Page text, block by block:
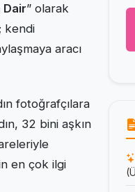
Dair” olarak
kendi
aracı
fotoğrafçılara
32 bini aşkın
en çok ilgi